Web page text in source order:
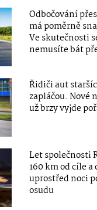
Odbočování
má poměrně
Ve skutečnosti
nemusíte bát
Řidiči aut
zapláčou. Nové
už brzy vyjde
Let společnosti
160 km od cíle
uprostřed noci
osudu